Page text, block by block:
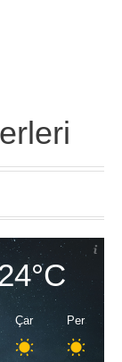
Çar Per